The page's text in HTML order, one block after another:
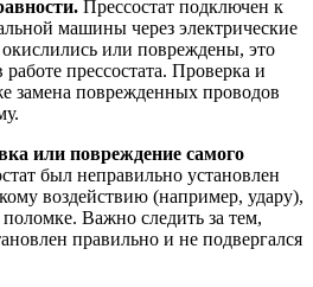
Прессостат подключен к
машины через электрические
или повреждены, это
прессостата. Проверка и
замена поврежденных проводов
или повреждение самого
был неправильно установлен
воздействию (например, удару),
Важно следить за тем,
правильно и не подвергался